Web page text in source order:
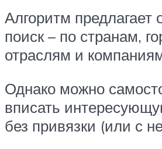
Алгоритм предлагает
поиск – по странам,
отраслям и
Однако можно
вписать
без привязки (или с